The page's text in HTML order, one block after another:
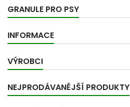
GRANULE PRO PSY
INFORMACE
VÝROBCI
NEJPRODÁVANĚJŠÍ PRODUKTY